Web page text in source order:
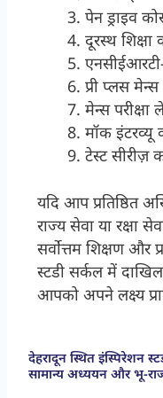
पेन ड्राइव
दूरस्थ शिक्षा
प्री प्लस मेन्स
मेन्स परीक्षा
मॉक इंटरव्यू
टेस्ट सीरीज़
यदि आप प्रतिष्ठित
राज्य सेवा या रक्षा
सर्वोत्तम शिक्षण
स्टडी सर्कल में
आपको अपने लक्ष्य
देहरादून स्थित इंस्पिरेशन
सामान्य अध्ययन और भू-